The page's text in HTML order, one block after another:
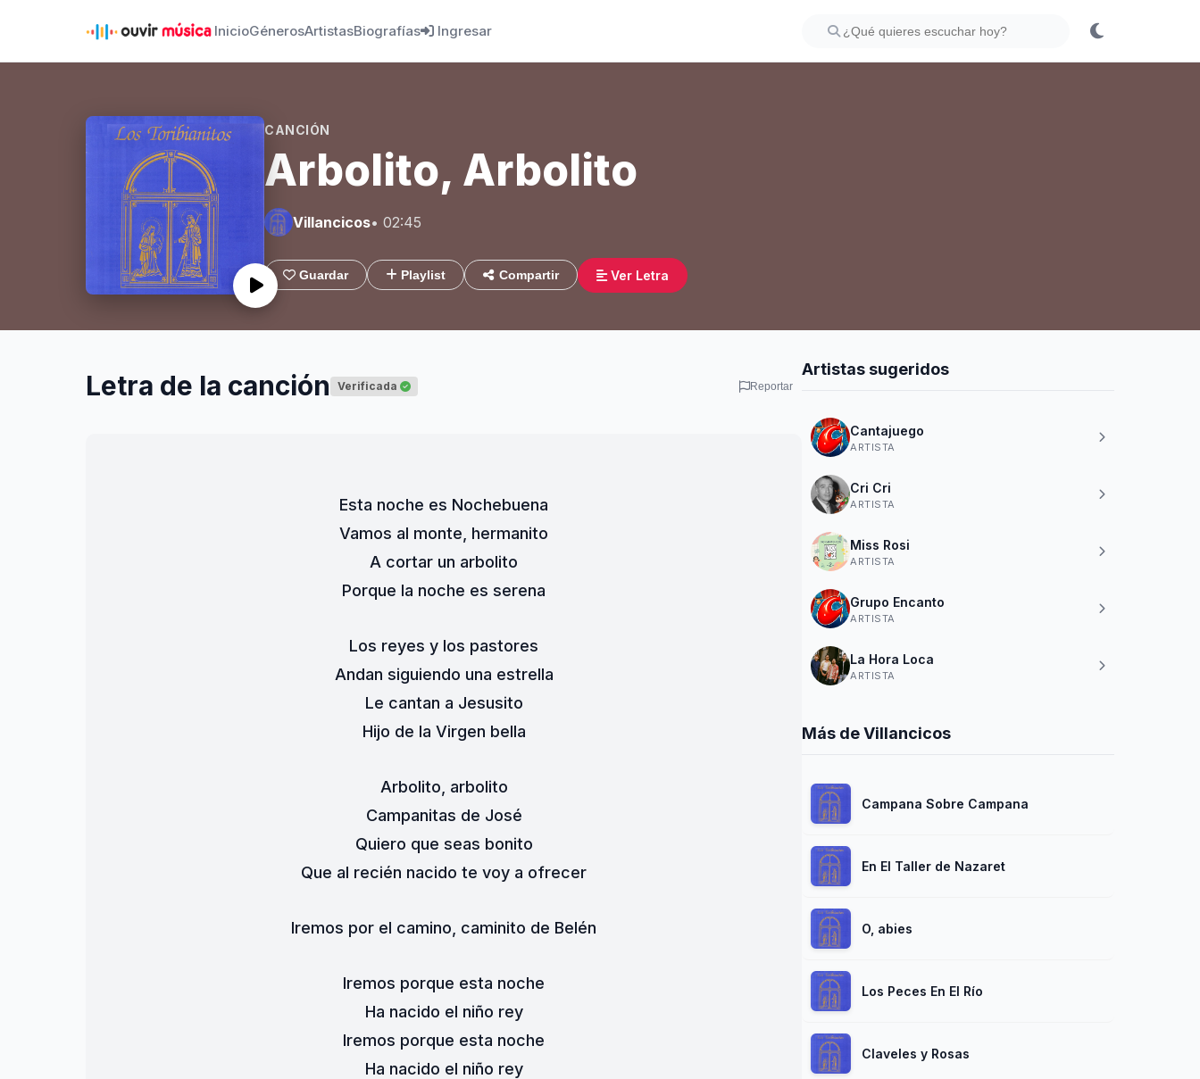
InicioGénerosArtistasBiografías Ingresar
CANCIÓN
Arbolito, Arbolito
Villancicos• 02:45
Guardar Playlist Compartir Ver Letra
Letra de la canción Verificada Reportar
Esta noche es Nochebuena
Vamos al monte, hermanito
A cortar un arbolito
Porque la noche es serena
Los reyes y los pastores
Andan siguiendo una estrella
Le cantan a Jesusito
Hijo de la Virgen bella
Arbolito, arbolito
Campanitas de José
Quiero que seas bonito
Que al recién nacido te voy a ofrecer
Iremos por el camino, caminito de Belén
Iremos porque esta noche
Ha nacido el niño rey
Iremos porque esta noche
Ha nacido el niño rey
Artistas sugeridos
Cantajuego
ARTISTA
Cri Cri
ARTISTA
Miss Rosi
ARTISTA
Grupo Encanto
ARTISTA
La Hora Loca
ARTISTA
Más de Villancicos
Campana Sobre Campana
En El Taller de Nazaret
O, abies
Los Peces En El Río
Claveles y Rosas